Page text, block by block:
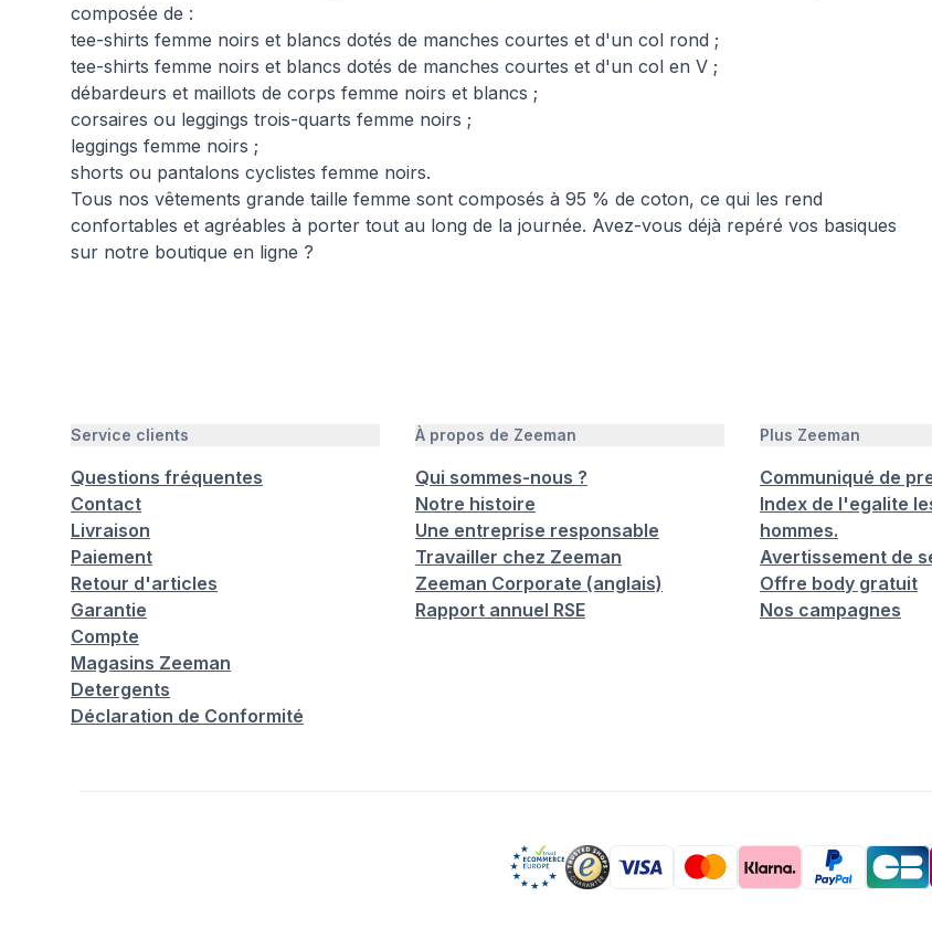
composée de :
tee-shirts femme noirs et blancs dotés de manches courtes et d'un col rond ;
tee-shirts femme noirs et blancs dotés de manches courtes et d'un col en V ;
débardeurs et maillots de corps femme noirs et blancs ;
corsaires ou leggings trois-quarts femme noirs ;
leggings femme noirs ;
shorts ou pantalons cyclistes femme noirs.
Tous nos vêtements grande taille femme sont composés à 95 % de coton, ce qui les rend
confortables et agréables à porter tout au long de la journée. Avez-vous déjà repéré vos basiques
sur notre boutique en ligne ?
Service clients
Questions fréquentes
Contact
Livraison
Paiement
Retour d'articles
Garantie
Compte
Magasins Zeeman
Detergents
Déclaration de Conformité
À propos de Zeeman
Qui sommes-nous ?
Notre histoire
Une entreprise responsable
Travailler chez Zeeman
Zeeman Corporate (anglais)
Rapport annuel RSE
Plus Zeeman
Communiqué de
Index de l'egalite
hommes.
Avertissement de
Offre body gratuit
Nos campagnes